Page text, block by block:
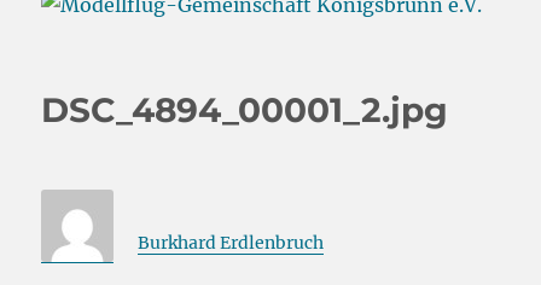
DSC_4894_00001_2.jpg
Burkhard Erdlenbruch